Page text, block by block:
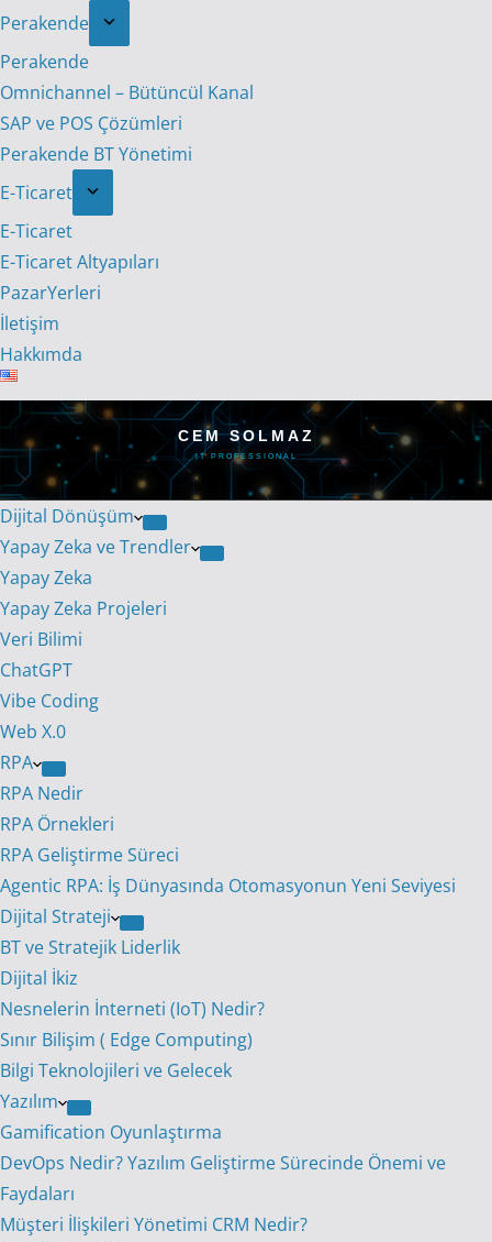
Perakende
Perakende
Omnichannel – Bütüncül Kanal
SAP ve POS Çözümleri
Perakende BT Yönetimi
E-Ticaret
E-Ticaret
E-Ticaret Altyapıları
PazarYerleri
İletişim
Hakkımda
CEM SOLMAZ
IT PROFESSIONAL
Dijital Dönüşüm
Yapay Zeka ve Trendler
Yapay Zeka
Yapay Zeka Projeleri
Veri Bilimi
ChatGPT
Vibe Coding
Web X.0
RPA
RPA Nedir
RPA Örnekleri
RPA Geliştirme Süreci
Agentic RPA: İş Dünyasında Otomasyonun Yeni Seviyesi
Dijital Strateji
BT ve Stratejik Liderlik
Dijital İkiz
Nesnelerin İnterneti (IoT) Nedir?
Sınır Bilişim ( Edge Computing)
Bilgi Teknolojileri ve Gelecek
Yazılım
Gamification Oyunlaştırma
DevOps Nedir? Yazılım Geliştirme Sürecinde Önemi ve
Faydaları
Müşteri İlişkileri Yönetimi CRM Nedir?